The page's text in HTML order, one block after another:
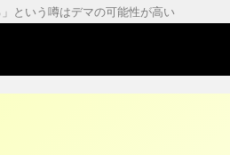
という噂はデマの可能性が高い